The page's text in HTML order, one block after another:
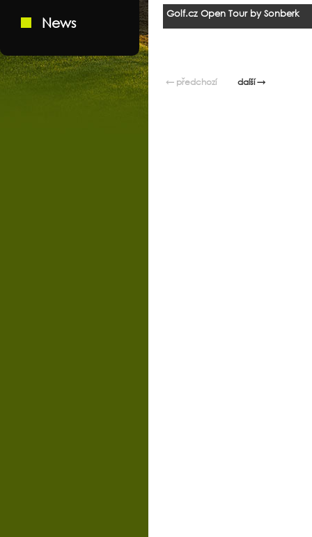
News
Golf.cz Open Tour by Sonberk
← předchozí další →